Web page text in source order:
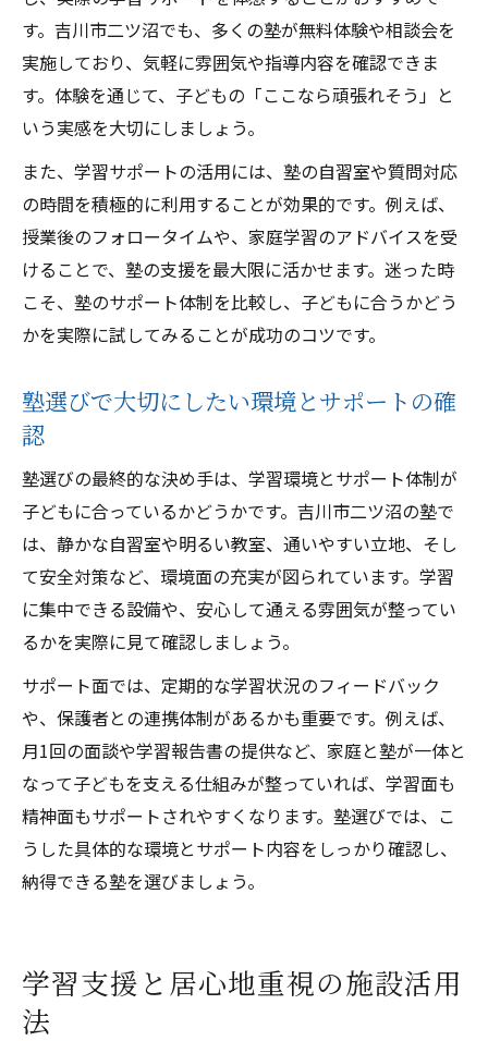
す。吉川市二ツ沼でも、多くの塾が無料体験や相談会を
実施しており、気軽に雰囲気や指導内容を確認できま
す。体験を通じて、子どもの「ここなら頑張れそう」と
いう実感を大切にしましょう。
また、学習サポートの活用には、塾の自習室や質問対応
の時間を積極的に利用することが効果的です。例えば、
授業後のフォロータイムや、家庭学習のアドバイスを受
けることで、塾の支援を最大限に活かせます。迷った時
こそ、塾のサポート体制を比較し、子どもに合うかどう
かを実際に試してみることが成功のコツです。
塾選びで大切にしたい環境とサポートの確
認
塾選びの最終的な決め手は、学習環境とサポート体制が
子どもに合っているかどうかです。吉川市二ツ沼の塾で
は、静かな自習室や明るい教室、通いやすい立地、そし
て安全対策など、環境面の充実が図られています。学習
に集中できる設備や、安心して通える雰囲気が整ってい
るかを実際に見て確認しましょう。
サポート面では、定期的な学習状況のフィードバック
や、保護者との連携体制があるかも重要です。例えば、
月1回の面談や学習報告書の提供など、家庭と塾が一体と
なって子どもを支える仕組みが整っていれば、学習面も
精神面もサポートされやすくなります。塾選びでは、こ
うした具体的な環境とサポート内容をしっかり確認し、
納得できる塾を選びましょう。
学習支援と居心地重視の施設活用
法